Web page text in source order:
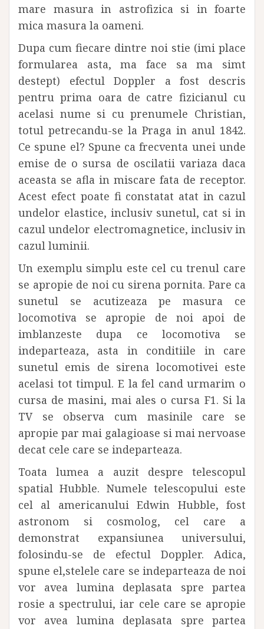
mare masura in astrofizica si in foarte
mica masura la oameni.
Dupa cum fiecare dintre noi stie (imi place
formularea asta, ma face sa ma simt
destept) efectul Doppler a fost descris
pentru prima oara de catre fizicianul cu
acelasi nume si cu prenumele Christian,
totul petrecandu-se la Praga in anul 1842.
Ce spune el? Spune ca frecventa unei unde
emise de o sursa de oscilatii variaza daca
aceasta se afla in miscare fata de receptor.
Acest efect poate fi constatat atat in cazul
undelor elastice, inclusiv sunetul, cat si in
cazul undelor electromagnetice, inclusiv in
cazul luminii.
Un exemplu simplu este cel cu trenul care
se apropie de noi cu sirena pornita. Pare ca
sunetul se acutizeaza pe masura ce
locomotiva se apropie de noi apoi de
imblanzeste dupa ce locomotiva se
indeparteaza, asta in conditiile in care
sunetul emis de sirena locomotivei este
acelasi tot timpul. E la fel cand urmarim o
cursa de masini, mai ales o cursa F1. Si la
TV se observa cum masinile care se
apropie par mai galagioase si mai nervoase
decat cele care se indeparteaza.
Toata lumea a auzit despre telescopul
spatial Hubble. Numele telescopului este
cel al americanului Edwin Hubble, fost
astronom si cosmolog, cel care a
demonstrat expansiunea universului,
folosindu-se de efectul Doppler. Adica,
spune el,stelele care se indeparteaza de noi
vor avea lumina deplasata spre partea
rosie a spectrului, iar cele care se apropie
vor avea lumina deplasata spre partea